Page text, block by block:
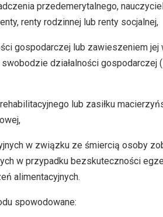
przedemerytalnego,
renty rodzinnej lub renty socjalnej,
gospodarczej lub zawieszeniem jej
działalności gospodarczej
lub zasiłku
w związku ze śmiercią osoby
w przypadku bezskuteczności
alimentacyjnych.
spowodowane: